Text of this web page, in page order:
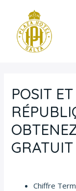
contenido
POSIT
GRATUIT
Chiffre
entradas